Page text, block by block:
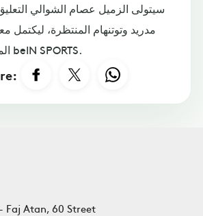
سيتولى الزميل عصام الشوالي
مدريد وتوتنهام المنتظرة، ليكتمل
المنتظر حصرياً على beIN SPORTS.
Faj Atan, 60 Street